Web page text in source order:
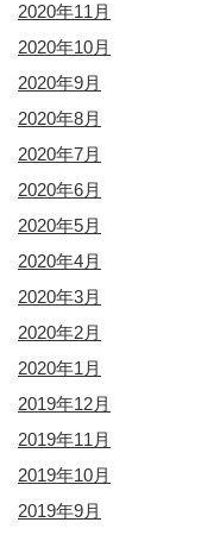
2020年11月
2020年10月
2020年9月
2020年8月
2020年7月
2020年6月
2020年5月
2020年4月
2020年3月
2020年2月
2020年1月
2019年12月
2019年11月
2019年10月
2019年9月